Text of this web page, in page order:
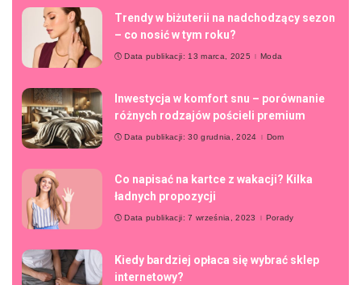
Trendy w biżuterii na nadchodzący sezon
– co nosić w tym roku?
Data publikacji: 13 marca, 2025 Moda
Inwestycja w komfort snu – porównanie
różnych rodzajów pościeli premium
Data publikacji: 30 grudnia, 2024 Dom
Co napisać na kartce z wakacji? Kilka
ładnych propozycji
Data publikacji: 7 września, 2023 Porady
Kiedy bardziej opłaca się wybrać sklep
internetowy?